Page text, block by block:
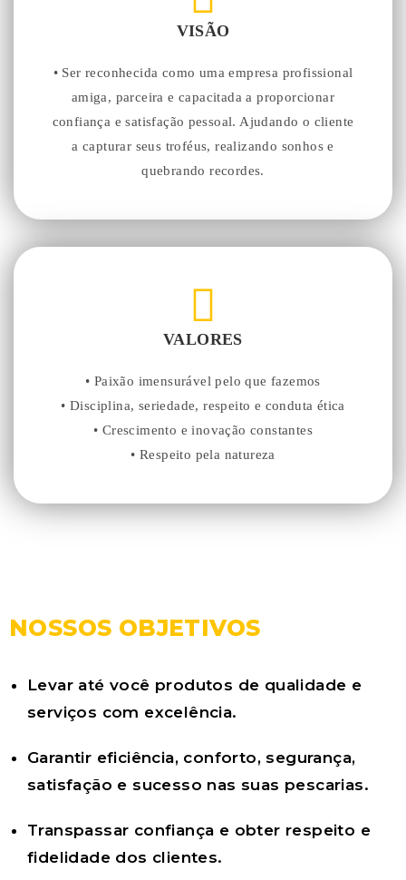
VISÃO
• Ser reconhecida como uma empresa profissional
amiga, parceira e capacitada a proporcionar
confiança e satisfação pessoal. Ajudando o cliente
a capturar seus troféus, realizando sonhos e
quebrando recordes.
VALORES
• Paixão imensurável pelo que fazemos
• Disciplina, seriedade, respeito e conduta ética
• Crescimento e inovação constantes
• Respeito pela natureza
NOSSOS OBJETIVOS
Levar até você produtos de qualidade e
serviços com excelência.
Garantir eficiência, conforto, segurança,
satisfação e sucesso nas suas pescarias.
Transpassar confiança e obter respeito e
fidelidade dos clientes.